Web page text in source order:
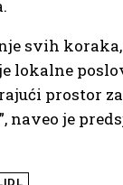
svih
lokalne
prostor
naveo je